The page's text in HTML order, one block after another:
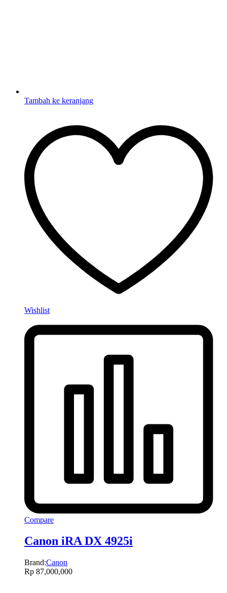
Tambah ke keranjang
Wishlist
Compare
Canon iRA DX 4925i
Brand:Canon
Rp 87,000,000